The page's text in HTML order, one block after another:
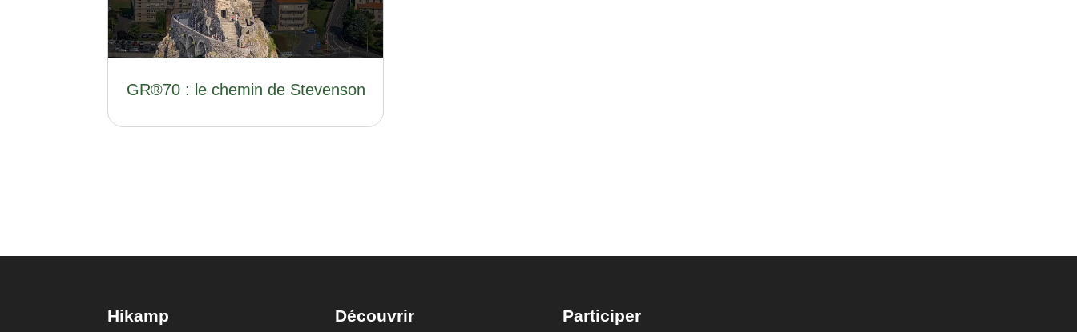
GR®70 : le chemin de Stevenson
Hikamp Découvrir Participer